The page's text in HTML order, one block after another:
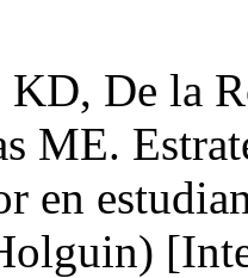
De la
ME.
en